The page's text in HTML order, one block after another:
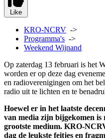
Like
KRO-NCRV ->
Programma's ->
Weekend Wijnand
Op zaterdag 13 februari is het
worden er op deze dag
en radioverenigingen om het
radio uit te lichten en te
Hoewel er in het laatste
van media zijn bijgekomen is
grootste medium. KRO-
dag de leukste feitjes en